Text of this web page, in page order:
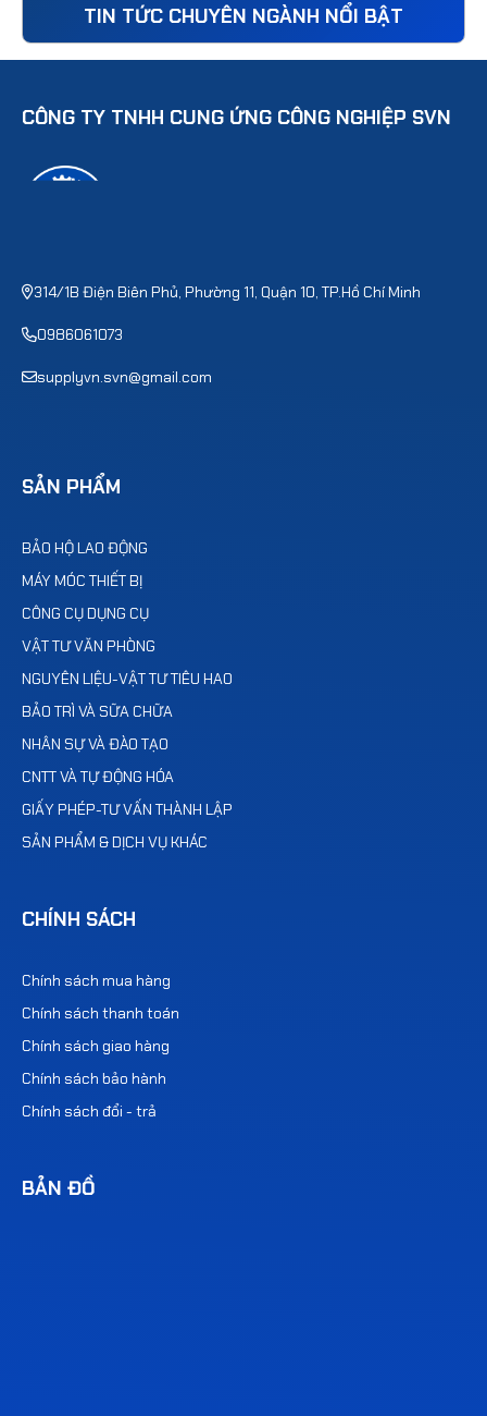
TIN TỨC CHUYÊN NGÀNH NỔI BẬT
CÔNG TY TNHH CUNG ỨNG CÔNG NGHIỆP SVN
314/1B Điện Biên Phủ, Phường 11, Quận 10, TP.Hồ Chí Minh
0986061073
supplyvn.svn@gmail.com
SẢN PHẨM
BẢO HỘ LAO ĐỘNG
MÁY MÓC THIẾT BỊ
CÔNG CỤ DỤNG CỤ
VẬT TƯ VĂN PHÒNG
NGUYÊN LIỆU-VẬT TƯ TIÊU HAO
BẢO TRÌ VÀ SỮA CHỮA
NHÂN SỰ VÀ ĐÀO TẠO
CNTT VÀ TỰ ĐỘNG HÓA
GIẤY PHÉP-TƯ VẤN THÀNH LẬP
SẢN PHẨM & DỊCH VỤ KHÁC
CHÍNH SÁCH
Chính sách mua hàng
Chính sách thanh toán
Chính sách giao hàng
Chính sách bảo hành
Chính sách đổi - trả
BẢN ĐỒ